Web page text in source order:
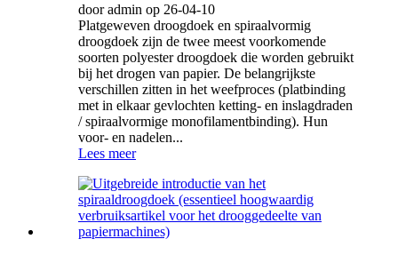
door admin op 26-04-10
Platgeweven droogdoek en spiraalvormig
droogdoek zijn de twee meest voorkomende
soorten polyester droogdoek die worden gebruikt
bij het drogen van papier. De belangrijkste
verschillen zitten in het weefproces (platbinding
met in elkaar gevlochten ketting- en inslagdraden
/ spiraalvormige monofilamentbinding). Hun
voor- en nadelen...
Lees meer